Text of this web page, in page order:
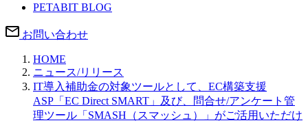
PETABIT BLOG
お問い合わせ
HOME
ニュース/リリース
IT導入補助金の対象ツールとして、EC構築支援
ASP「EC Direct SMART」及び、問合せ/アンケート管
理ツール「SMASH（スマッシュ）」がご活用いただけ